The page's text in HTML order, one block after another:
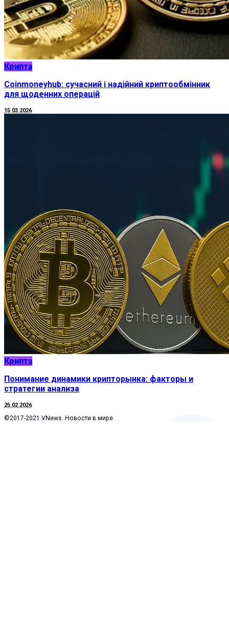
Крипта
Coinmoneyhub: сучасний і надійний криптообмінник
для щоденних операцій
15.03.2026
Крипта
Понимание динамики крипторынка: факторы и
стратегии анализа
25.02.2026
©2017-2021 VNews. Новости в мире.